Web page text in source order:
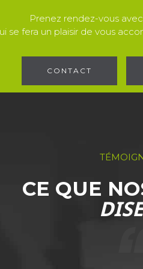
Prenez rendez-vous
se fera un plaisir de vous
CONTACT
CE QUE